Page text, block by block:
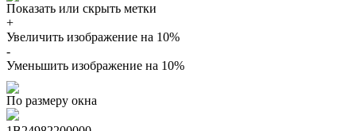
Показать или скрыть метки
+
Увеличить изображение на 10%
-
Уменьшить изображение на 10%
По размеру окна